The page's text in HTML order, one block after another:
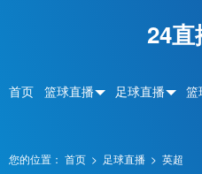
24直
首页 篮球直播 足球直播 篮
您的位置： 首页 > 足球直播 > 英超